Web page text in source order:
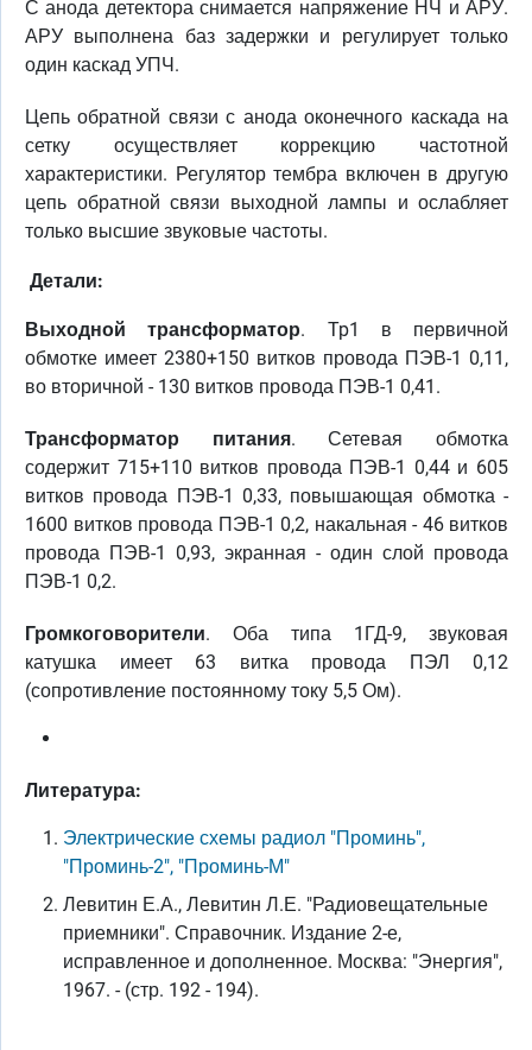
С анода детектора снимается напряжение НЧ и АРУ.
АРУ выполнена баз задержки и регулирует только
один каскад УПЧ.
Цепь обратной связи с анода оконечного каскада на
сетку осуществляет коррекцию частотной
характеристики. Регулятор тембра включен в другую
цепь обратной связи выходной лампы и ослабляет
только высшие звуковые частоты.
Детали:
Выходной трансформатор. Tp1 в первичной
обмотке имеет 2380+150 витков провода ПЭВ-1 0,11,
во вторичной - 130 витков провода ПЭВ-1 0,41.
Трансформатор питания. Сетевая обмотка
содержит 715+110 витков провода ПЭВ-1 0,44 и 605
витков провода ПЭВ-1 0,33, повышающая обмотка -
1600 витков провода ПЭВ-1 0,2, накальная - 46 витков
провода ПЭВ-1 0,93, экранная - один слой провода
ПЭВ-1 0,2.
Громкоговорители. Оба типа 1ГД-9, звуковая
катушка имеет 63 витка провода ПЭЛ 0,12
(сопротивление постоянному току 5,5 Ом).
Литература:
Электрические схемы радиол "Проминь",
"Проминь-2", "Проминь-М"
Левитин Е.А., Левитин Л.Е. "Радиовещательные
приемники". Справочник. Издание 2-е,
исправленное и дополненное. Москва: "Энергия",
1967. - (стр. 192 - 194).